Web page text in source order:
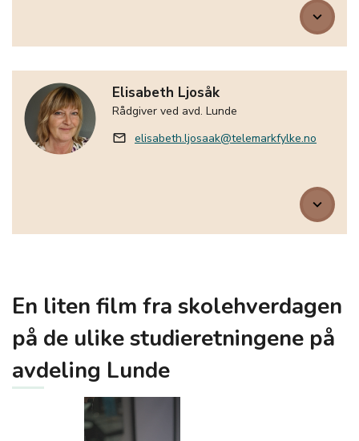
keyboard_arrow_down
Elisabeth Ljosåk
Rådgiver ved avd. Lunde
mail_outline elisabeth.ljosaak@telemarkfylke.no
keyboard_arrow_down
En liten film fra skolehverdagen
på de ulike studieretningene på
avdeling Lunde